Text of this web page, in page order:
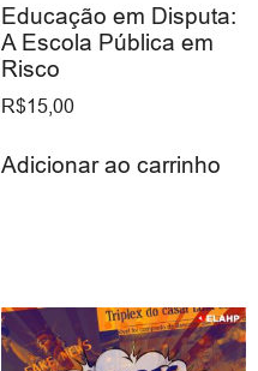
Educação em Disputa:
A Escola Pública em
Risco
R$15,00
Adicionar ao carrinho